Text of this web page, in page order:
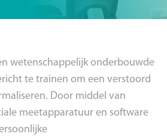
wetenschappelijk onderbouwde
te trainen om een verstoord
Door middel van
meetapparatuur en software